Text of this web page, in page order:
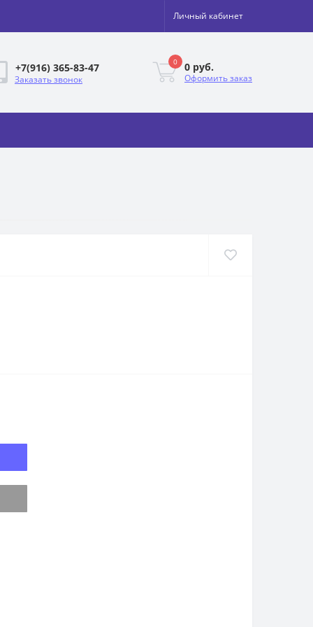
Личный кабинет
+7(916) 365-83-47
Заказать звонок
0 0 руб.
Оформить заказ